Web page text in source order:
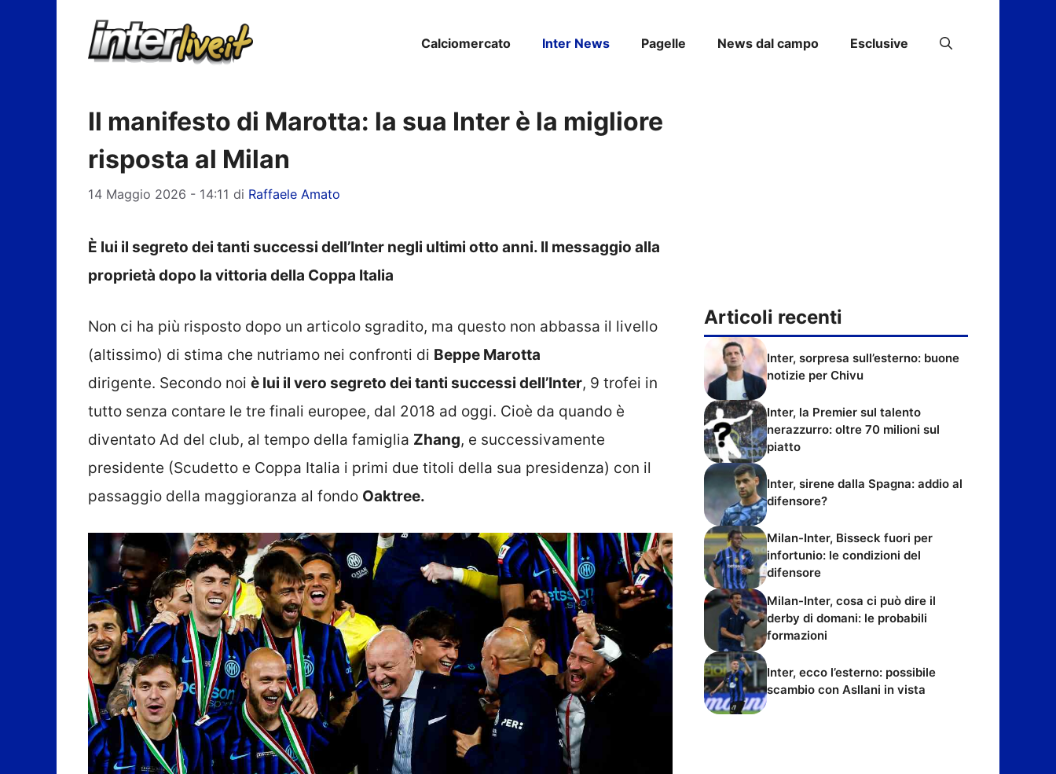
Calciomercato Inter News Pagelle News dal campo Esclusive
Il manifesto di Marotta: la sua Inter è la migliore
risposta al Milan
14 Maggio 2026 - 14:11 di Raffaele Amato
È lui il segreto dei tanti successi dell’Inter negli ultimi otto anni. Il messaggio alla
proprietà dopo la vittoria della Coppa Italia
Non ci ha più risposto dopo un articolo sgradito, ma questo non abbassa il livello
(altissimo) di stima che nutriamo nei confronti di Beppe Marotta
dirigente. Secondo noi è lui il vero segreto dei tanti successi dell’Inter, 9 trofei in
tutto senza contare le tre finali europee, dal 2018 ad oggi. Cioè da quando è
diventato Ad del club, al tempo della famiglia Zhang, e successivamente
presidente (Scudetto e Coppa Italia i primi due titoli della sua presidenza) con il
passaggio della maggioranza al fondo Oaktree.
Articoli recenti
Inter, sorpresa sull’esterno: buone
notizie per Chivu
Inter, la Premier sul talento
nerazzurro: oltre 70 milioni sul
piatto
Inter, sirene dalla Spagna: addio al
difensore?
Milan-Inter, Bisseck fuori per
infortunio: le condizioni del
difensore
Milan-Inter, cosa ci può dire il
derby di domani: le probabili
formazioni
Inter, ecco l’esterno: possibile
scambio con Asllani in vista